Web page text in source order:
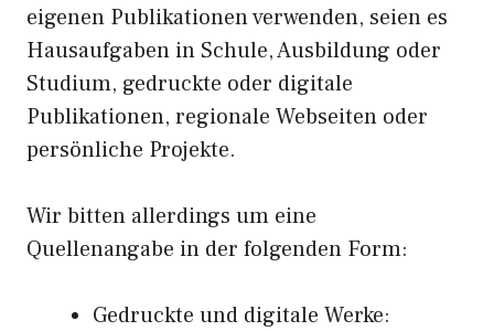
eigenen Publikationen verwenden, seien es
Hausaufgaben in Schule, Ausbildung oder
Studium, gedruckte oder digitale
Publikationen, regionale Webseiten oder
persönliche Projekte.
Wir bitten allerdings um eine
Quellenangabe in der folgenden Form:
Gedruckte und digitale Werke: